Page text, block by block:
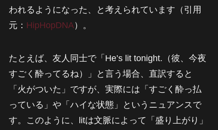
われるようになった、と考えられています（引用
元： HipHopDNA）。
たとえば、友人同士で「He’s lit tonight.（彼、今夜
すごく酔ってるね）」と言う場合、直訳すると
「火がついた」ですが、実際には「すごく酔っ払
っている」や「ハイな状態」というニュアンスで
す。このように、litは文脈によって「盛り上がり」